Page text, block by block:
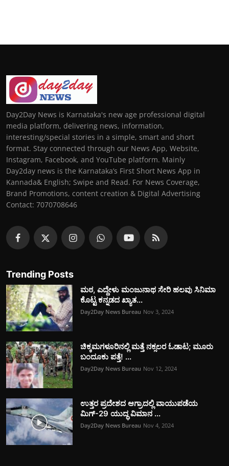
Day2Day News is Karnataka's new age professional digital
media platform, delivering news, information,
interesting/special stories in a simple, smart and short
format. Stay connected through our News App, Website,
Instagram, Facebook, and YouTube platform. Mainly
Day2day news is the Karnataka’s First Short News App in
Kannada& English; Swipe and Read. For News Coverage,
Brand Promotions, content creation & Digital Advertising
Contact: 7070708646
Trending Posts
ಮಠ, ಎದ್ದೇಳು ಮಂಜುನಾಥ ಸೇರಿ ಹಲವು ಸಿನಿಮಾ
ಕೊಟ್ಟ ಕನ್ನಡದ ಖ್ಯಾತ...
Day2Day News Bureau Nov 3, 2024
ಚಿಕ್ಕಮಗಳೂರಿನಲ್ಲಿ ಮತ್ತೆ ನಕ್ಸಲರ ಓಡಾಟ; ಮೂರು
ಬಂದೂಕು ಪತ್ತೆ! ...
Day2Day News Bureau Nov 12, 2024
ಉತ್ತರ ಪ್ರದೇಶದ ಆಗ್ರಾದಲ್ಲಿ ವಾಯುಪಡೆಯ
ಮಿಗ್‌-29 ಯುದ್ಧ ವಿಮಾನ ...
Day2Day News Bureau Nov 4, 2024